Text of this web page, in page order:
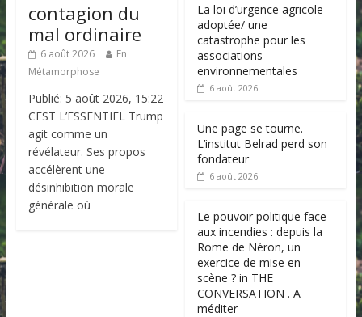
contagion du
mal ordinaire
6 août 2026
En
Métamorphose
Publié: 5 août 2026, 15:22
CEST L’ESSENTIEL Trump
agit comme un
révélateur. Ses propos
accélèrent une
désinhibition morale
générale où
La loi d’urgence agricole
adoptée/ une
catastrophe pour les
associations
environnementales
6 août 2026
Une page se tourne.
L’institut Belrad perd son
fondateur
6 août 2026
Le pouvoir politique face
aux incendies : depuis la
Rome de Néron, un
exercice de mise en
scène ? in THE
CONVERSATION . A
méditer